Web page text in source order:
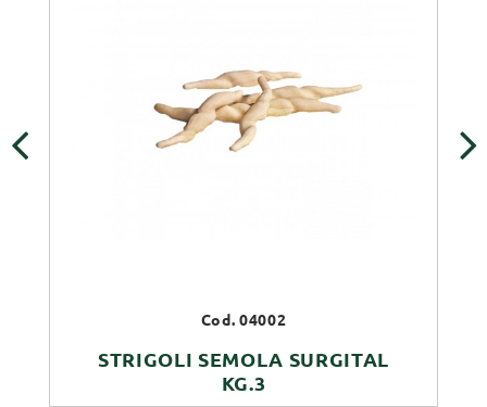
Cod. 04002
STRIGOLI SEMOLA SURGITAL
KG.3